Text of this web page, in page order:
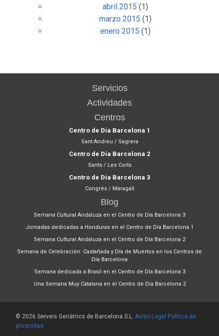
abril 2015 (1)
marzo 2015 (1)
enero 2015 (1)
Servicios
Actividades
Centros
Centro de Día Barcelona 1
Sant Andreu / Sagrera
Centro de Día Barcelona 2
Sants / Les Corts
Centro de Día Barcelona 3
Congrés / Maragall
Blog
Semana Cultural Andaluza en el Centro de Día Barcelona 3
Jornadas dedicadas a Honduras en el Centro de Día Barcelona 1
Semana Cultural Andaluza en el Centro de Día Barcelona 2
Semana de Celebración: Castañada y Día de Muertos en los Centros de
Día Barcelona
Semana dedicada a Brasil en el Centro de Día Barcelona 3
Una Semana Muy Catalana en el Centro de Día Barcelona 2
© 2026 Serveis Geriàtrics de Barcelona S.L. Aviso Legal
Política de
privacidad